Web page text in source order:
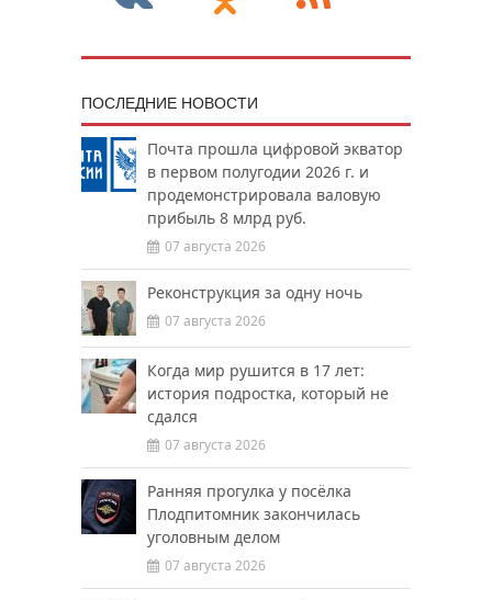
ПОСЛЕДНИЕ НОВОСТИ
Почта прошла цифровой экватор
в первом полугодии 2026 г. и
продемонстрировала валовую
прибыль 8 млрд руб.
07 августа 2026
Реконструкция за одну ночь
07 августа 2026
Когда мир рушится в 17 лет:
история подростка, который не
сдался
07 августа 2026
Ранняя прогулка у посёлка
Плодпитомник закончилась
уголовным делом
07 августа 2026